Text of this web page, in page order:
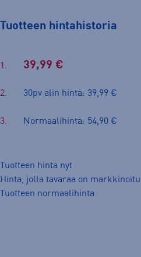
Tuotteen hintahistoria
39,99 €
30pv alin hinta: 39,99 €
Normaalihinta: 54,90 €
Tuotteen hinta nyt
Hinta, jolla tavaraa on
Tuotteen normaalihinta